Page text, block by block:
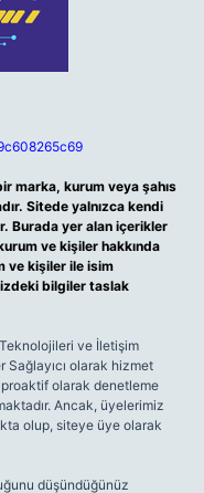
marka, kurum veya şahıs
Sitede yalnızca kendi
Burada yer alan içerikler
ve kişiler hakkında
ve kişiler ile isim
bilgiler taslak
ve İletişim
Sağlayıcı olarak hizmet
olarak denetleme
Ancak, üyelerimiz
olup, siteye üye olarak
düşündüğünüz